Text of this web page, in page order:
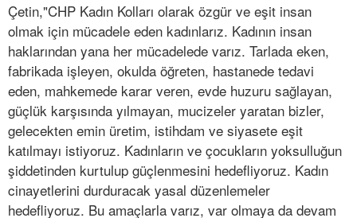
Çetin,"CHP Kadın Kolları olarak özgür ve eşit insan
olmak için mücadele eden kadınlarız. Kadının insan
haklarından yana her mücadelede varız. Tarlada eken,
fabrikada işleyen, okulda öğreten, hastanede tedavi
eden, mahkemede karar veren, evde huzuru sağlayan,
güçlük karşısında yılmayan, mucizeler yaratan bizler,
gelecekten emin üretim, istihdam ve siyasete eşit
katılmayı istiyoruz. Kadınların ve çocukların yoksulluğun
şiddetinden kurtulup güçlenmesini hedefliyoruz. Kadın
cinayetlerini durduracak yasal düzenlemeler
hedefliyoruz. Bu amaçlarla varız, var olmaya da devam